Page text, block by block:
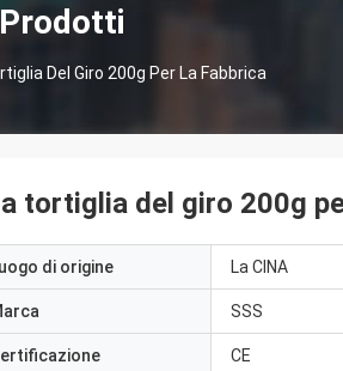
Del Giro 200g Per La Fabbrica
tortiglia del giro 200g
di origine La CINA
SSS
CE